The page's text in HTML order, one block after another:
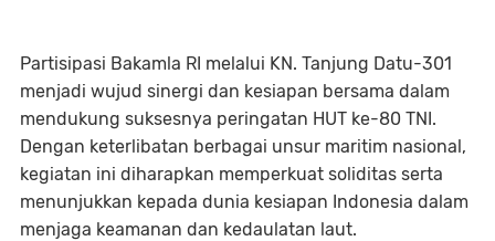
Partisipasi Bakamla RI melalui KN. Tanjung Datu-301
menjadi wujud sinergi dan kesiapan bersama dalam
mendukung suksesnya peringatan HUT ke-80 TNI.
Dengan keterlibatan berbagai unsur maritim nasional,
kegiatan ini diharapkan memperkuat soliditas serta
menunjukkan kepada dunia kesiapan Indonesia dalam
menjaga keamanan dan kedaulatan laut.